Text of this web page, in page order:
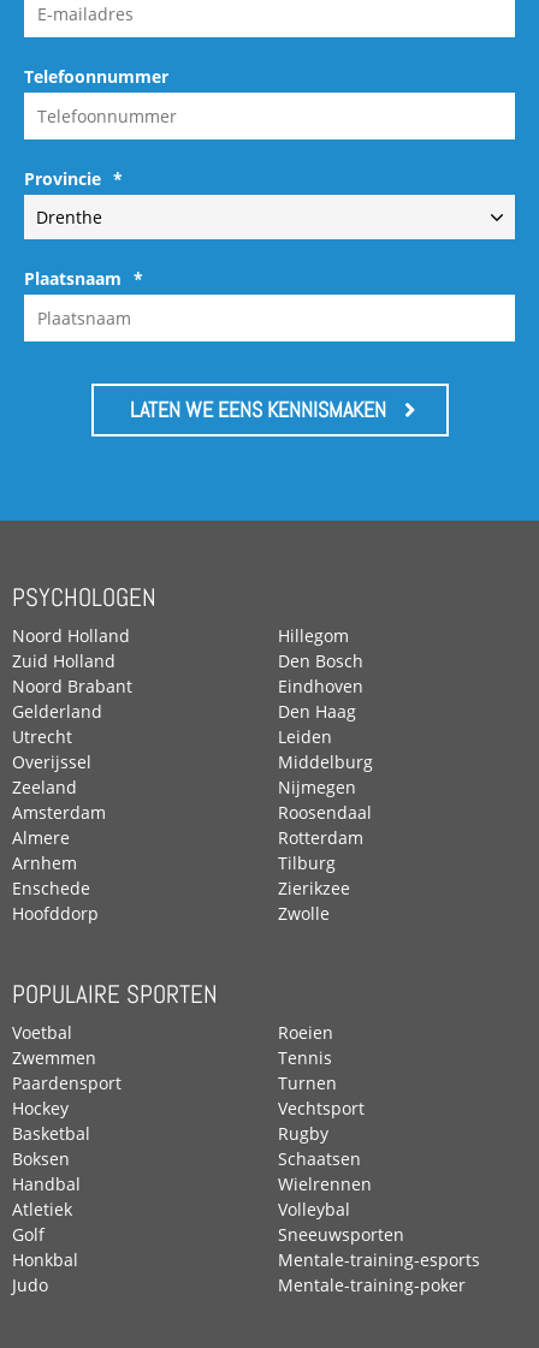
Telefoonnummer
Provincie *
Plaatsnaam *
LATEN WE EENS KENNISMAKEN
PSYCHOLOGEN
Noord Holland
Zuid Holland
Noord Brabant
Gelderland
Utrecht
Overijssel
Zeeland
Amsterdam
Almere
Arnhem
Enschede
Hoofddorp
Hillegom
Den Bosch
Eindhoven
Den Haag
Leiden
Middelburg
Nijmegen
Roosendaal
Rotterdam
Tilburg
Zierikzee
Zwolle
POPULAIRE SPORTEN
Voetbal
Zwemmen
Paardensport
Hockey
Basketbal
Boksen
Handbal
Atletiek
Golf
Honkbal
Judo
Roeien
Tennis
Turnen
Vechtsport
Rugby
Schaatsen
Wielrennen
Volleybal
Sneeuwsporten
Mentale-training-esports
Mentale-training-poker